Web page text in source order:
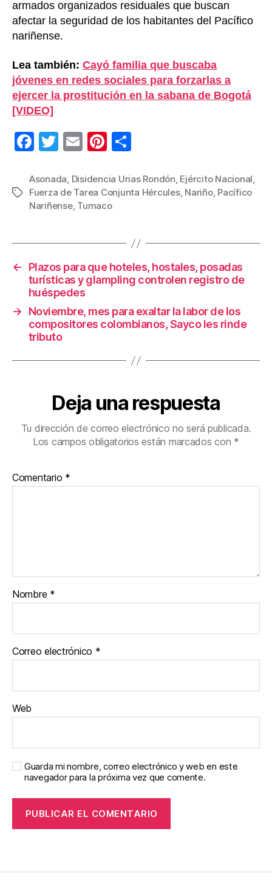
armados organizados residuales que buscan
afectar la seguridad de los habitantes del Pacífico
nariñense.
Lea también: Cayó familia que buscaba
jóvenes en redes sociales para forzarlas a
ejercer la prostitución en la sabana de Bogotá
[VIDEO]
F
c
e
o
o
k
T
tt
er
E
ail
Pi
er
e
m
p
tir
Etiquetas
Asonada, Disidencia Urias Rondón, Ejército Nacional,
Fuerza de Tarea Conjunta Hércules, Nariño, Pacífico
Nariñense, Tumaco
←
Plazos para que hoteles, hostales, posadas
turísticas y glampling controlen registro de
huéspedes
→
Noviembre, mes para exaltar la labor de los
compositores colombianos, Sayco les rinde
tributo
Deja una respuesta
Tu dirección de correo electrónico no será publicada.
Los campos obligatorios están marcados con *
Comentario *
Nombre *
Correo electrónico *
Web
Guarda mi nombre, correo electrónico y web en este
navegador para la próxima vez que comente.